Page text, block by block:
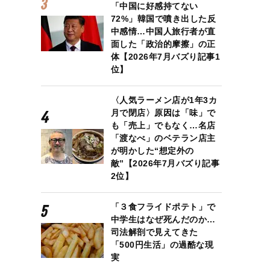
「中国に好感持てない
72%」韓国で噴き出した反
中感情…中国人旅行者が直
面した「政治的摩擦」の正
体【2026年7月バズり記事1
位】
〈人気ラーメン店が1年3カ
月で閉店〉原因は「味」で
も「売上」でもなく…名店
「渡なべ」のベテラン店主
が明かした“想定外の
敵”【2026年7月バズり記事
2位】
「３食フライドポテト」で
中学生はなぜ死んだのか…
司法解剖で見えてきた
「500円生活」の過酷な現
実